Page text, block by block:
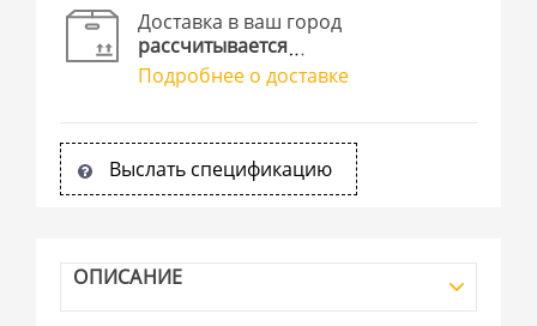
Доставка в ваш город
рассчитывается
Подробнее о доставке
Выслать спецификацию
ОПИСАНИЕ